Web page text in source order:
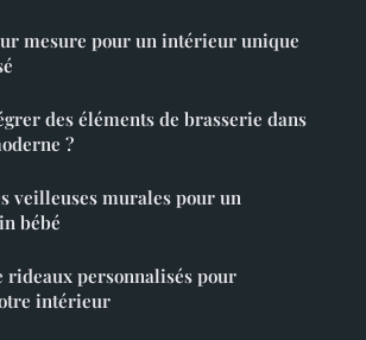
mesure pour un intérieur unique
des éléments de brasserie dans
?
veilleuses murales pour un
bébé
rideaux personnalisés pour
intérieur